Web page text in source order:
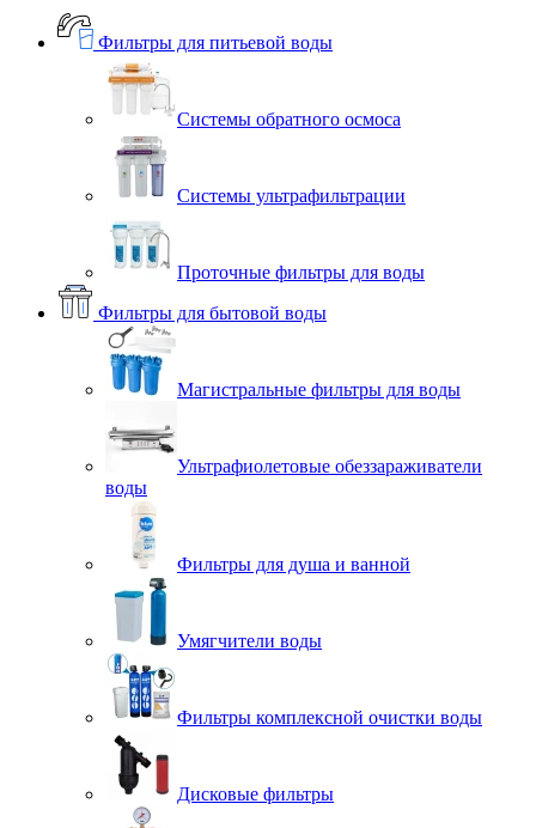
Фильтры для питьевой воды
Системы обратного осмоса
Системы ультрафильтрации
Проточные фильтры для воды
Фильтры для бытовой воды
Магистральные фильтры для воды
Ультрафиолетовые обеззараживатели
воды
Фильтры для душа и ванной
Умягчители воды
Фильтры комплексной очистки воды
Дисковые фильтры